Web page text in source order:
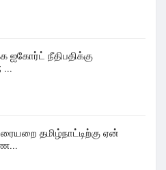
ஐகோர்ட் நீதிபதிக்கு
...
தமிழ்நாட்டிற்கு ஏன்